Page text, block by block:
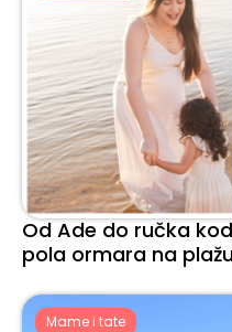
Od Ade do ručka
pola ormara na
Mame i tate